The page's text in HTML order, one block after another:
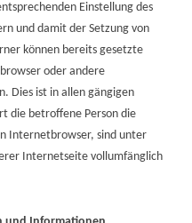
Einstellung des
und damit der Setzung von
können bereits gesetzte
oder andere
Dies ist in allen gängigen
die betroffene Person die
Internetbrowser, sind unter
Internetseite vollumfänglich